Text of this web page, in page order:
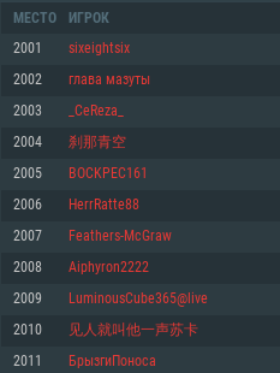
СИСТЕМНЫЕ
Для PC
Минимальные
ОС: Windows 10 (64 bit)
Процессор: Dual-Core 2.2 GHz
Минимальные
Операционная система: Mac OS Big
Процессор: Core i5, минимум 2.2GHz
Минимальные
Операционная система:
Процессор: Dual-Core 2.4 ГГц
МЕСТО ИГРОК
2001 sixeightsix
2002 глава мазуты
2003 _CeReza_
2004 刹那青空
2005 BOCKPEC161
2006 HerrRatte88
2007 Feathers-McGraw
2008 Aiphyron2222
2009 LuminousCube365@live
2010 见人就叫他一声苏卡
2011 БрызгиПоноса